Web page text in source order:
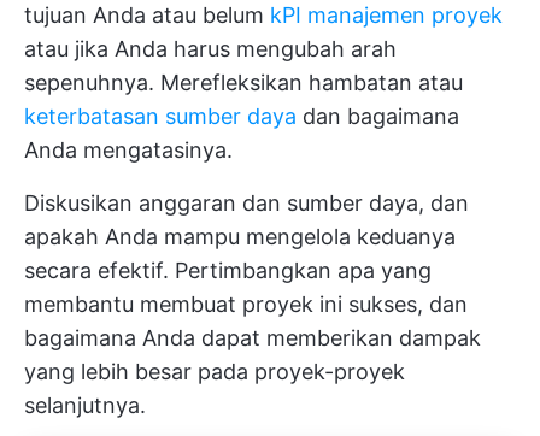
tujuan Anda atau belum kPI manajemen proyek
atau jika Anda harus mengubah arah
sepenuhnya. Merefleksikan hambatan atau
keterbatasan sumber daya dan bagaimana
Anda mengatasinya.
Diskusikan anggaran dan sumber daya, dan
apakah Anda mampu mengelola keduanya
secara efektif. Pertimbangkan apa yang
membantu membuat proyek ini sukses, dan
bagaimana Anda dapat memberikan dampak
yang lebih besar pada proyek-proyek
selanjutnya.